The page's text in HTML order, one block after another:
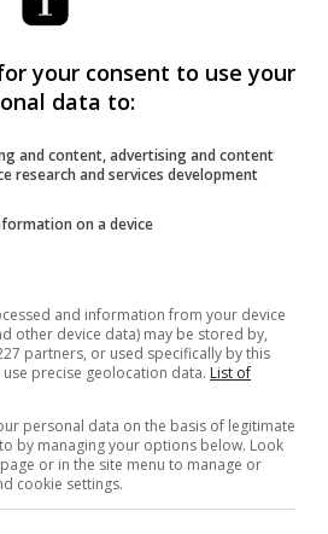
уязвимости Zoom
технология шифрования
к видеоконференциям, а
что сервис Zoom
масштабная утечка
your consent to use your
data to:
and content, advertising and content
research and services development
on a device
and information from your device
other device data) may be stored by,
partners, or used specifically by this
precise geolocation data. List of
personal data on the basis of legitimate
by managing your options below. Look
or in the site menu to manage or
cookie settings.